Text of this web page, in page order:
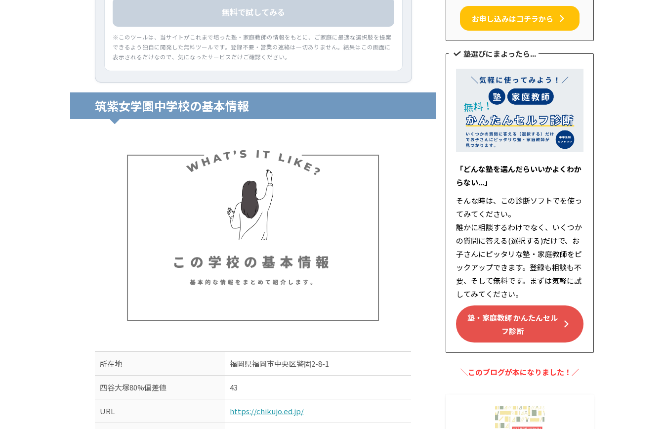
無料で試してみる
※このツールは、当サイトがこれまで培った塾・家庭教師の情報をもとに、ご家庭に最適な選択肢を提案
できるよう独自に開発した無料ツールです。登録不要・営業の連絡は一切ありません。結果はこの画面に
表示されるだけなので、気になったサービスだけご確認ください。
筑紫女学園中学校の基本情報
所在地 福岡県福岡市中央区警固2-8-1
四谷大塚80%偏差値 43
URL https://chikujo.ed.jp/
お申し込みはコチラから
塾選びにまよったら...
「どんな塾を選んだらいいかよくわか
らない...」
そんな時は、この診断ソフトでを使っ
てみてください。
誰かに相談するわけでなく、いくつか
の質問に答える(選択する)だけで、お
子さんにピッタリな塾・家庭教師をピ
ックアップできます。登録も相談も不
要、そして無料です。まずは気軽に試
してみてください。
塾・家庭教師 かんたんセル
フ診断
╲このブログが本になりました！／